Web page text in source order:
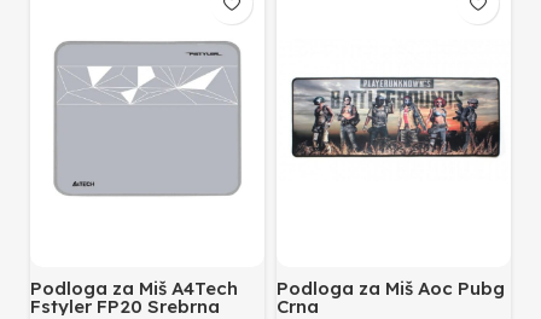
Podloga za Miš A4Tech
Fstyler FP20 Srebrna
Podloga za Miš Aoc Pubg
Crna